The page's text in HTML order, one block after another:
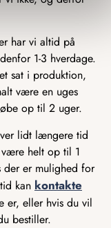
har vi altid på
1-3 hverdage.
sat i produktion,
være en uges
op til 2 uger.
lidt længere tid
helt op til 1
der er mulighed for
kan kontakte
er, eller hvis du vil
bestiller.